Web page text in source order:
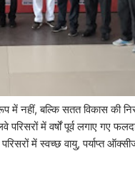
में नहीं, बल्कि सतत विकास की
में वर्षों पूर्व लगाए गए
में स्वच्छ वायु, पर्याप्त